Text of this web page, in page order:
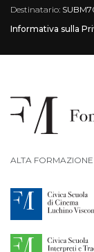
Destinatario:
Informativa sulla
ALTA FORMAZIONE